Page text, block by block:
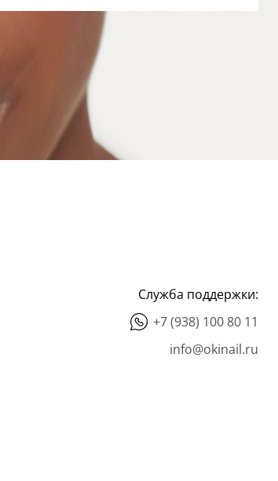
Служба поддержки:
+7 (938) 100 80 11
info@okinail.ru